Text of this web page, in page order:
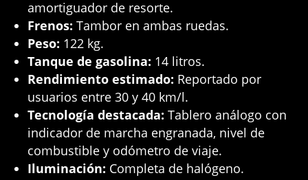
amortiguador de resorte.
Frenos: Tambor en ambas ruedas.
Peso: 122 kg.
Tanque de gasolina: 14 litros.
Rendimiento estimado: Reportado por
usuarios entre 30 y 40 km/l.
Tecnología destacada: Tablero análogo con
indicador de marcha engranada, nivel de
combustible y odómetro de viaje.
Iluminación: Completa de halógeno.